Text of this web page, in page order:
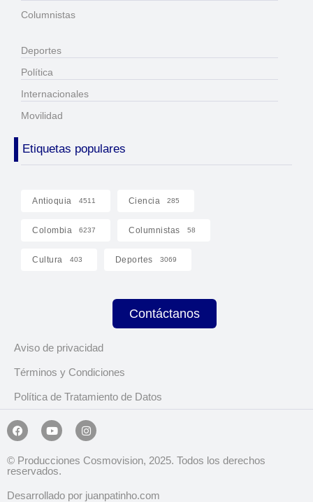
Columnistas
Deportes
Política
Internacionales
Movilidad
Etiquetas populares
Antioquia 4511 Ciencia 285
Colombia 6237 Columnistas 58
Cultura 403 Deportes 3069
Contáctanos
Aviso de privacidad
Términos y Condiciones
Política de Tratamiento de Datos
© Producciones Cosmovision, 2025. Todos los derechos
reservados.
Desarrollado por juanpatinho.com